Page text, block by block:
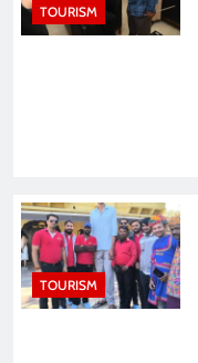
TOURISM
TOURISM